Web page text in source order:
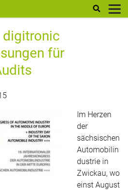
für
Im Herzen
der
sächsischen
Automobilin
dustrie in
Zwickau, wo
einst August